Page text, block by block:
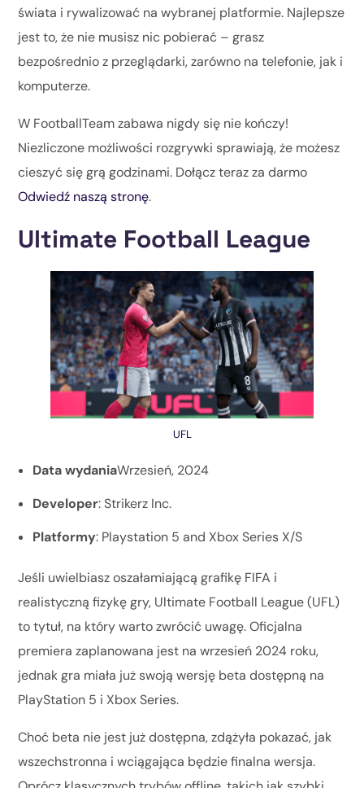
świata i rywalizować na wybranej platformie. Najlepsze
jest to, że nie musisz nic pobierać – grasz
bezpośrednio z przeglądarki, zarówno na telefonie, jak i
komputerze.
W FootballTeam zabawa nigdy się nie kończy!
Niezliczone możliwości rozgrywki sprawiają, że możesz
cieszyć się grą godzinami. Dołącz teraz za darmo
Odwiedź naszą stronę.
Ultimate Football League
UFL
Data wydaniaWrzesień, 2024
Developer: Strikerz Inc.
Platformy: Playstation 5 and Xbox Series X/S
Jeśli uwielbiasz oszałamiającą grafikę FIFA i
realistyczną fizykę gry, Ultimate Football League (UFL)
to tytuł, na który warto zwrócić uwagę. Oficjalna
premiera zaplanowana jest na wrzesień 2024 roku,
jednak gra miała już swoją wersję beta dostępną na
PlayStation 5 i Xbox Series.
Choć beta nie jest już dostępna, zdążyła pokazać, jak
wszechstronna i wciągająca będzie finalna wersja.